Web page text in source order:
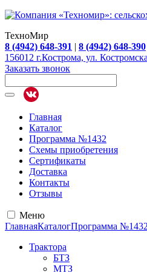
ТехноМир
8 (4942) 648-391 | 8 (4942) 648-390
156012 г.Кострома, ул.
Заказать звонок
Главная
Каталог
Программа №1432
Схемы приобретения
Сертификаты
Доставка
Контакты
Отзывы
Меню
ГлавнаяКаталогПрограмма №1432
Трактора
БТЗ
МТЗ